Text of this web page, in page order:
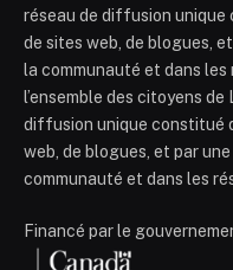
réseau de diffusion unique
de sites web, de blogues,
la communauté et dans
l’ensemble des citoyens
diffusion unique constitué
web, de blogues, et par
communauté et dans les
Financé par le